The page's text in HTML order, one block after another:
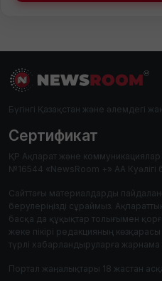
Бүгінгі Қазақстан және әлемдегі
Сертификат
ҚР Ақпарат және коммуникациялар
№16544 «NewsRoom +» АА Куәлігі
Сайттағы материалдарды
берулеріңізді сұраймыз.
басқа да құқықтар толығымен
жеке пікірі редакцияның
түрлі хабарландыруларға жарнама
Портал жаңалықтары 18 жастан